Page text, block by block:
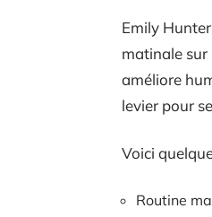
Emily
matinale sur
améliore
levier pour
Voici
Routine